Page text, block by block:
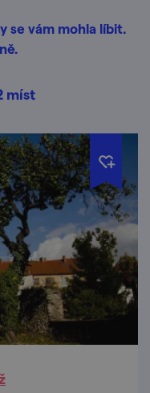
se vám mohla líbit.
míst